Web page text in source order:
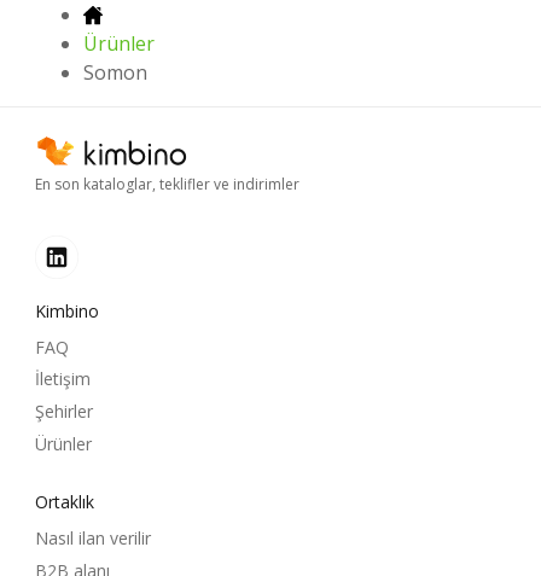
Ürünler
Somon
En son kataloglar, teklifler ve indirimler
Kimbino
FAQ
İletişim
Şehirler
Ürünler
Ortaklık
Nasıl ilan verilir
B2B alanı